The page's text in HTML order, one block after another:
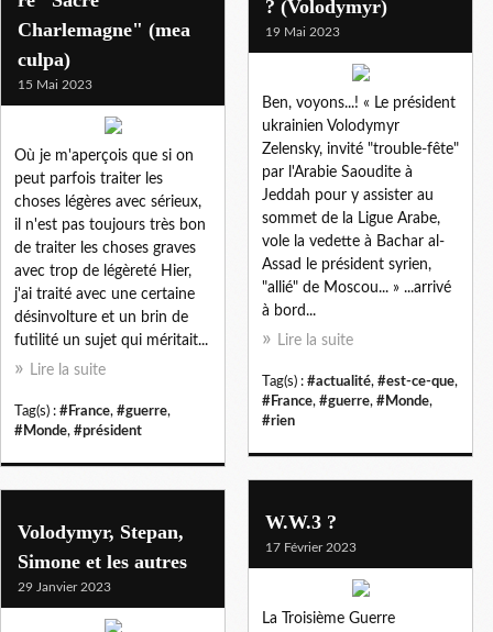
? (Volodymyr)
19 Mai 2023
Ben, voyons...! « Le président
ukrainien Volodymyr
Zelensky, invité "trouble-fête"
par l'Arabie Saoudite à
Jeddah pour y assister au
sommet de la Ligue Arabe,
vole la vedette à Bachar al-
Assad le président syrien,
"allié" de Moscou... » ...arrivé
à bord...
Lire la suite
Tag(s) : #actualité, #est-ce-que,
#France, #guerre, #Monde,
#rien
Charlemagne" (mea
culpa)
15 Mai 2023
Où je m'aperçois que si on
peut parfois traiter les
choses légères avec sérieux,
il n'est pas toujours très bon
de traiter les choses graves
avec trop de légèreté Hier,
j'ai traité avec une certaine
désinvolture et un brin de
futilité un sujet qui méritait...
Lire la suite
Tag(s) : #France, #guerre,
#Monde, #président
W.W.3 ?
17 Février 2023
La Troisième Guerre
Volodymyr, Stepan,
Simone et les autres
29 Janvier 2023